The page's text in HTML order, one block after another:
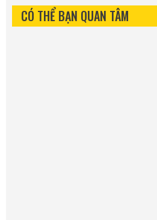
CÓ THỂ BẠN QUAN TÂM